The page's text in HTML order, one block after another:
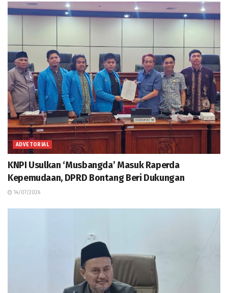
ADVETORIAL
KNPI Usulkan ‘Musbangda’ Masuk Raperda
Kepemudaan, DPRD Bontang Beri Dukungan
14/07/2026